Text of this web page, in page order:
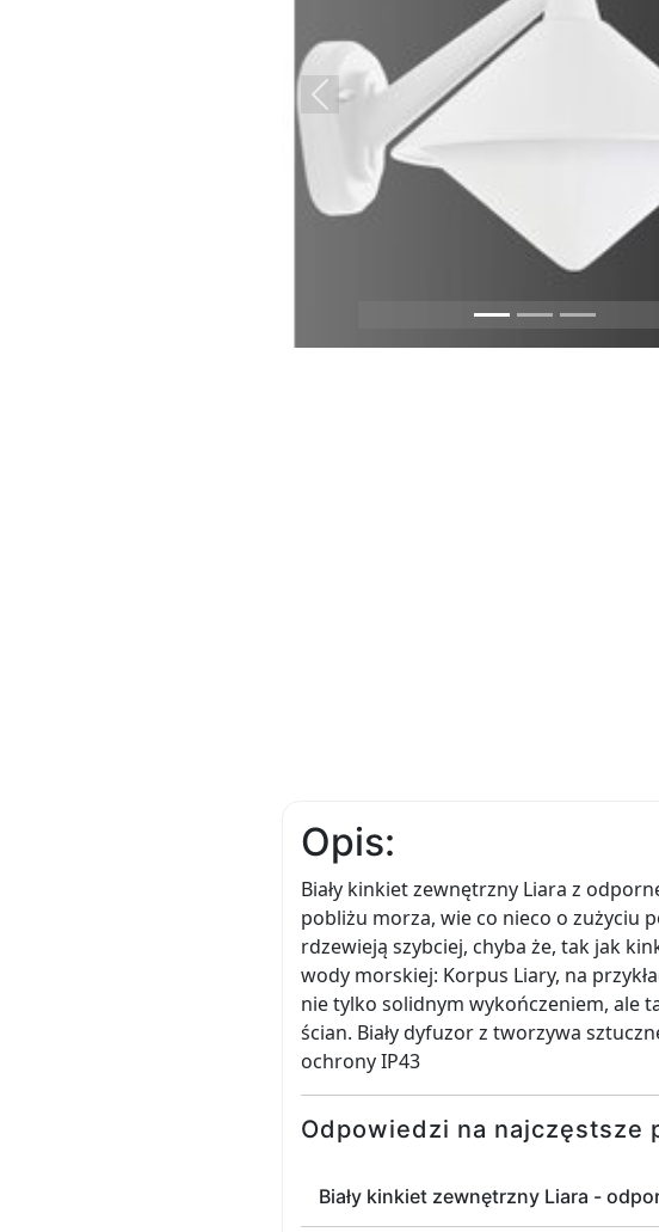
Previous
Opis:
Biały kinkiet zewnętrzny Liara z
pobliżu morza, wie co nieco o zużyciu
rdzewieją szybciej, chyba że, tak jak
wody morskiej: Korpus Liary, na
nie tylko solidnym wykończeniem, ale
ścian. Biały dyfuzor z tworzywa
ochrony IP43
Odpowiedzi na najczęstsze
Biały kinkiet zewnętrzny Liara -